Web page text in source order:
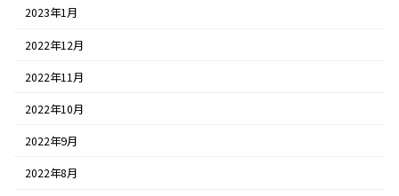
2023年1月
2022年12月
2022年11月
2022年10月
2022年9月
2022年8月